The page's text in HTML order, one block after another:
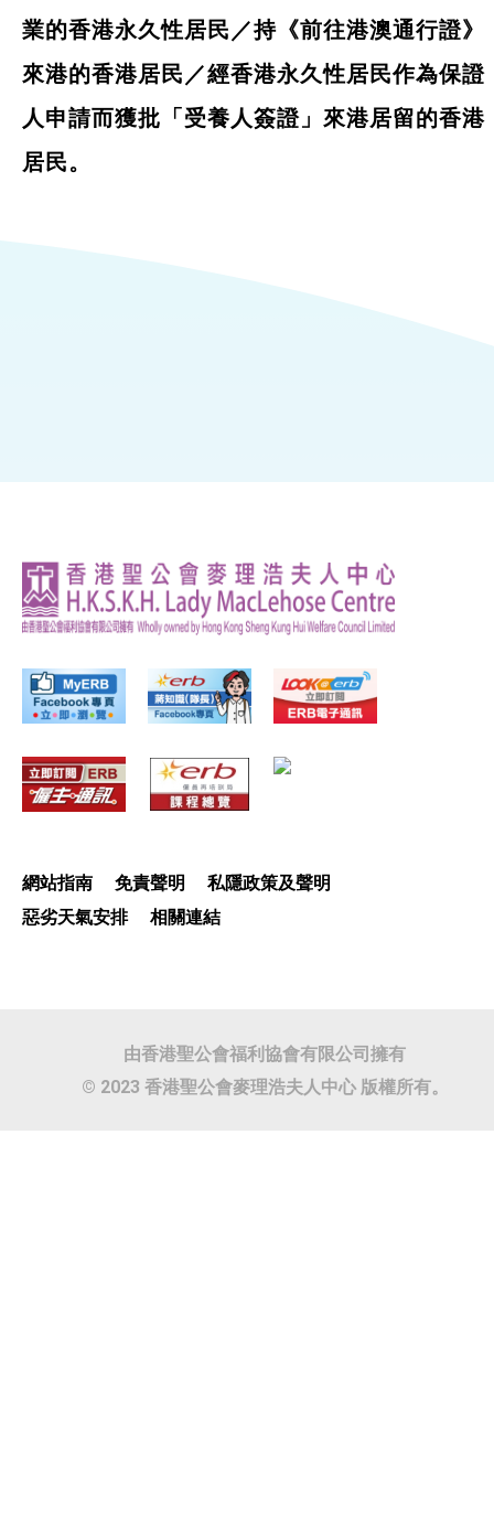
業的香港永久性居民／持《前往港澳通行證》
來港的香港居民／經香港永久性居民作為保證
人申請而獲批「受養人簽證」來港居留的香港
居民。
網站指南 免責聲明
私隱政策及聲明
惡劣天氣安排
相關連結
由香港聖公會福利協會有限公司擁有
© 2023 香港聖公會麥理浩夫人中心 版權所有。